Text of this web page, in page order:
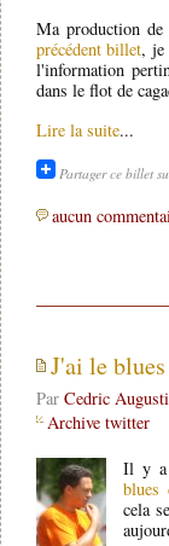
Ma production
précédent billet, je
l'information
dans le flot de
Lire la suite...
Partager ce billet
aucun
J'ai le blues
Par Cedric
Archive twitter
Il y a
blues
cela